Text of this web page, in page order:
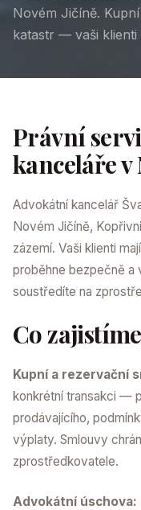
Novém Jičíně.
katastr — vaši
Právní
kanceláře v
Advokátní kancelář
Novém Jičíně,
zázemí. Vaši klienti
proběhne bezpečně a
soustředíte na
Co
Kupní a rezervační
konkrétní transakci —
prodávajícího,
výplaty. Smlouvy
zprostředkovatele.
Advokátní úschova: